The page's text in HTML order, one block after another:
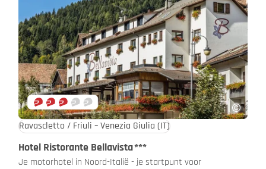
Ravascletto / Friuli – Venezia Giulia (IT)
Hotel Ristorante Bellavista***
Je motorhotel in Noord-Italië - je startpunt voor